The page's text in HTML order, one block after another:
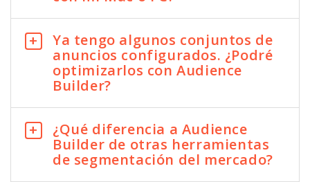
Ya tengo algunos conjuntos de
anuncios configurados. ¿Podré
optimizarlos con Audience
Builder?
¿Qué diferencia a Audience
Builder de otras herramientas
de segmentación del mercado?